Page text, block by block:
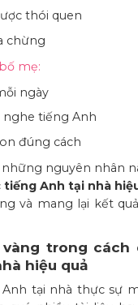
thói quen
chừng
mẹ:
ngày
tiếng Anh
đúng cách
nguyên nhân
tiếng Anh tại nhà
và mang lại kết
vàng trong cách
hiệu quả
tại nhà thực sự